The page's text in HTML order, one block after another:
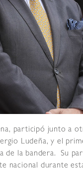
participó junto a
Ludeña, y el
de la bandera. Su
nacional durante